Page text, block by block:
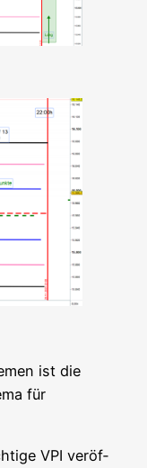
ist die
für
VPI ver­öf­